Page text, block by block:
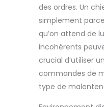
des ordres. Un
simplement
qu’on attend de
incohérents
crucial d’utiliser
commandes de
type de